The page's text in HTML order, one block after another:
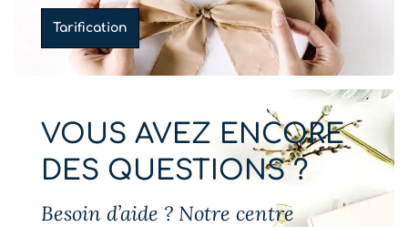
Tarification
VOUS AVEZ ENCORE
DES QUESTIONS ?
Besoin d’aide ? Notre centre